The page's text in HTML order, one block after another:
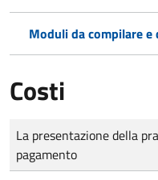
Moduli da compilare
Costi
Tipo di pagamento
Importo
La presentazione della
pagamento